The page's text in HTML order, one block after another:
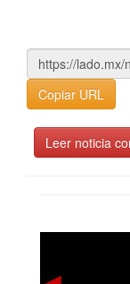
Copiar URL
Leer noticia